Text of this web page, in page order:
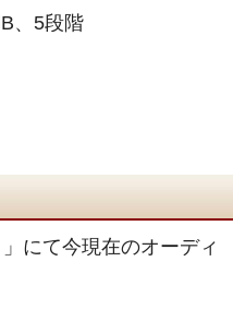
、5段階
にて今現在のオーディ